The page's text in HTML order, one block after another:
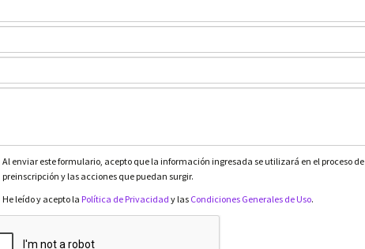
Al enviar este formulario, acepto que la información ingresada se utilizará en el proceso de
preinscripción y las acciones que puedan surgir.
He leído y acepto la Política de Privacidad y las Condiciones Generales de Uso.